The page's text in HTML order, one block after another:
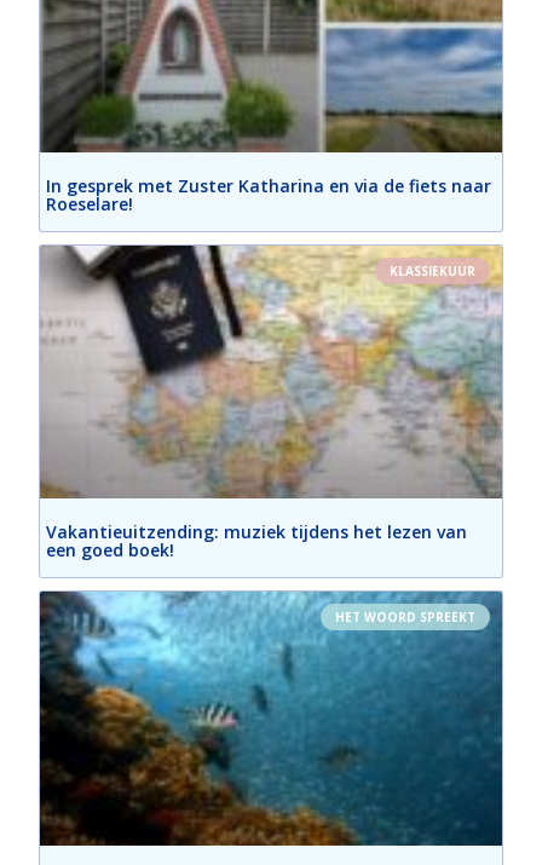
In gesprek met Zuster Katharina en via de fiets naar
Roeselare!
KLASSIEKUUR
Vakantieuitzending: muziek tijdens het lezen van
een goed boek!
HET WOORD SPREEKT